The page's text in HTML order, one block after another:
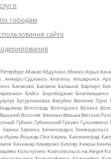
городам
сайта
АбаканАбдулиноАбинскАгрыз
Анжеро‑Судженск Апатиты Апшеронск
Балаково Балахна Балашов Барнаул
Бийск Биробиджан Благовещенск
Бутурлиновка Валуйки Великие Луки
Волгоград Волгодонск Волжск
Вышний Волочёк Вязники Вязьма Вятские
Губкин Губкинский Гуково Гулькевичи
Заинск Заринск Зеленоградск Зеленодольск
Ишим Йошкар‑Ола Казань Калининград
Качканар Кемерово Кизляр Кимры
Кольчугино Комсомольск‑на‑Амуре